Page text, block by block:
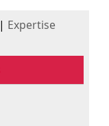
| Expertise